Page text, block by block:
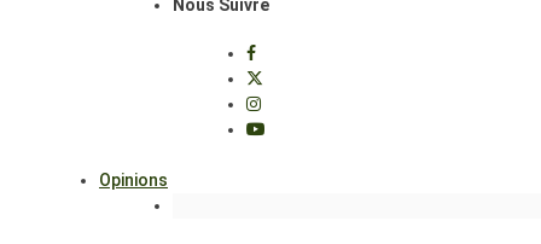
Nous Suivre
Opinions